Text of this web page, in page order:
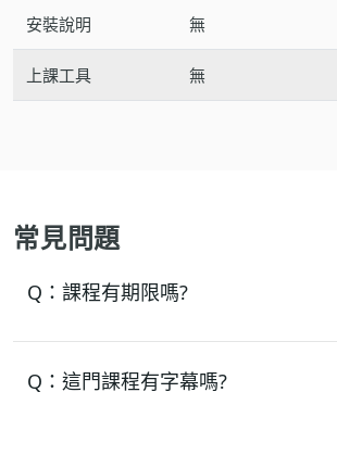
安裝說明 無
上課工具 無
常見問題
Q： 課程有期限嗎?
Q： 這門課程有字幕嗎?